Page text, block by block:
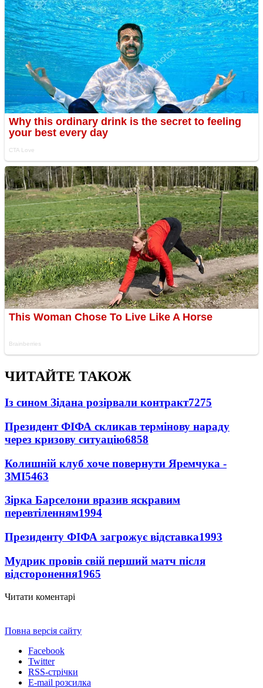
ЧИТАЙТЕ ТАКОЖ
Із сином Зідана розірвали контракт7275
Президент ФІФА скликав термінову нараду
через кризову ситуацію6858
Колишній клуб хоче повернути Яремчука -
ЗМІ5463
Зірка Барселони вразив яскравим
перевтіленням1994
Президенту ФІФА загрожує відставка1993
Мудрик провів свій перший матч після
відсторонення1965
Читати коментарі
Повна версія сайту
Facebook
Twitter
RSS-стрічки
E-mail розсилка